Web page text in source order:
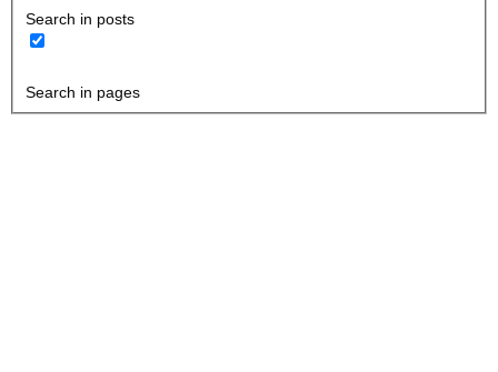
Search in posts
Search in pages